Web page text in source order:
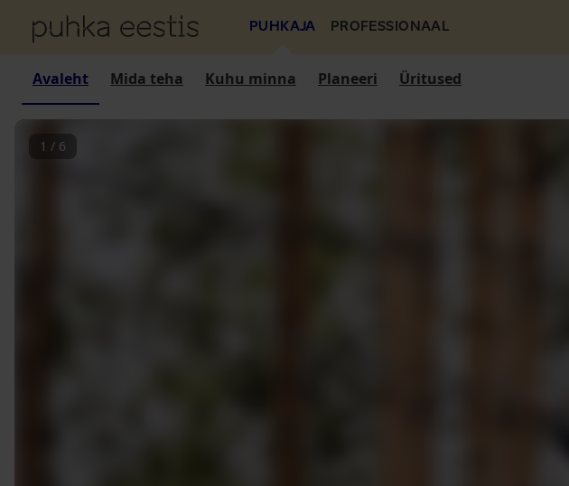
PUHKAJA PROFESSIONAAL
Avaleht Mida teha Kuhu minna Planeeri Üritused
1 / 6